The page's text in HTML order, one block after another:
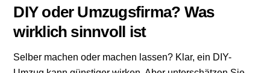
DIY oder Umzugsfirma? Was
wirklich sinnvoll ist
Selber machen oder machen lassen? Klar, ein DIY-